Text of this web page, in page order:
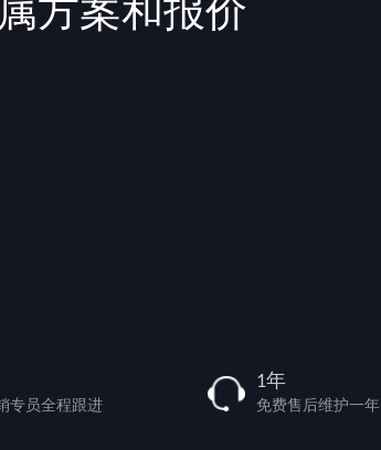
方案和报价
专员全程跟进
1年
免费售后维护一年